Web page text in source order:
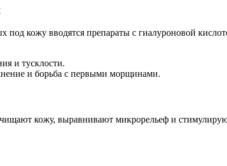
под кожу вводятся препараты с гиалуроновой
и тусклости.
и борьба с первыми морщинами.
кожу, выравнивают микрорельеф и